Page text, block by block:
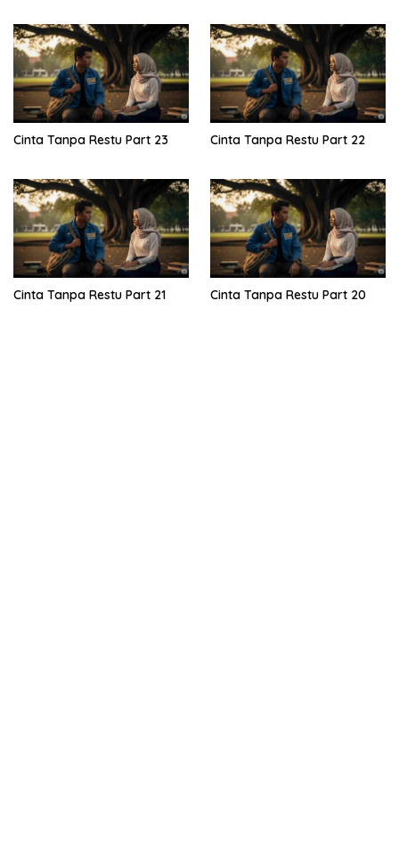
Cinta Tanpa Restu Part 23 Cinta Tanpa Restu Part 22
Cinta Tanpa Restu Part 21 Cinta Tanpa Restu Part 20